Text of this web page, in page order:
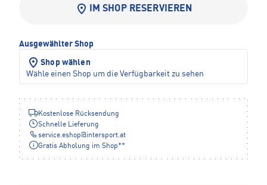
IM SHOP RESERVIEREN
Ausgewählter Shop
Shop wählen
Wähle einen Shop um die Verfügbarkeit zu sehen
Kostenlose Rücksendung
Schnelle Lieferung
service.eshop@intersport.at
Gratis Abholung im Shop**